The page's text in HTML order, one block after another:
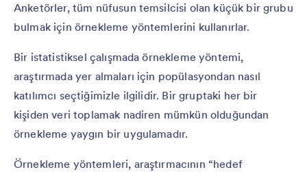
Anketörler, tüm nüfusun temsilcisi olan küçük bir grubu
bulmak için örnekleme yöntemlerini kullanırlar.
Bir istatistiksel çalışmada örnekleme yöntemi,
araştırmada yer almaları için popülasyondan nasıl
katılımcı seçtiğimizle ilgilidir. Bir gruptaki her bir
kişiden veri toplamak nadiren mümkün olduğundan
örnekleme yaygın bir uygulamadır.
Örnekleme yöntemleri, araştırmacının “hedef